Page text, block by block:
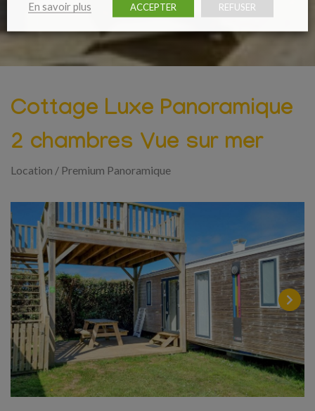
Cottage Luxe Panoramique
2 chambres Vue sur mer
Location / Premium Panoramique
En savoir plus
ACCEPTER REFUSER